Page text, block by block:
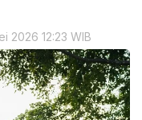
2026 12:23 WIB